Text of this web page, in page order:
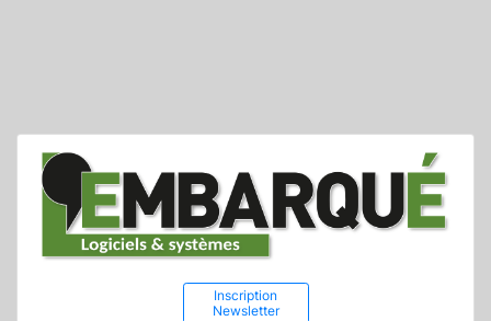
Inscription
Newsletter